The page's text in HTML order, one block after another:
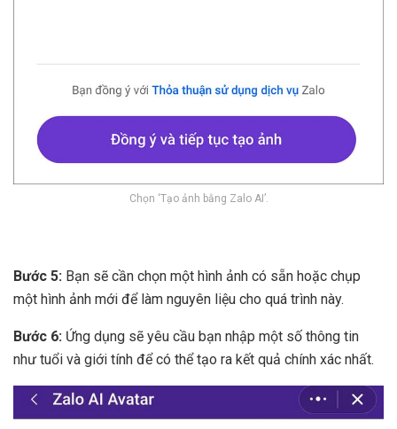
Chọn ‘Tạo ảnh bằng Zalo AI’.
Bước 5: Bạn sẽ cần chọn một hình ảnh có sẵn hoặc chụp
một hình ảnh mới để làm nguyên liệu cho quá trình này.
Bước 6: Ứng dụng sẽ yêu cầu bạn nhập một số thông tin
như tuổi và giới tính để có thể tạo ra kết quả chính xác nhất.